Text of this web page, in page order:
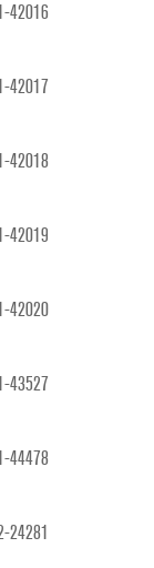
42016
42017
42018
42019
42020
43527
44478
24281